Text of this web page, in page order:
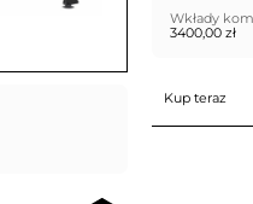
Wkłady
3400,00zł
Kup teraz